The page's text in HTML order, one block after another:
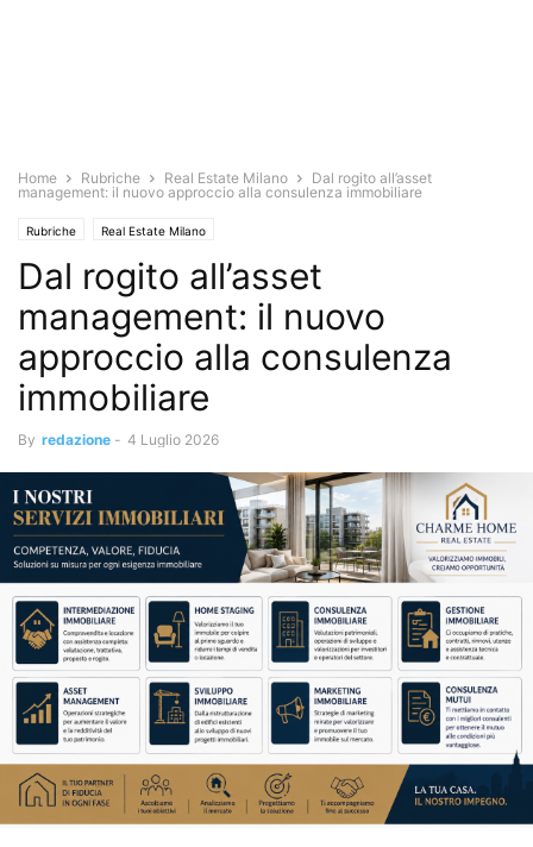
Home Rubriche Real Estate Milano
Dal rogito all’asset
management: il nuovo approccio alla consulenza immobiliare
Rubriche Real Estate Milano
Dal rogito all’asset
management: il nuovo
approccio alla consulenza
immobiliare
By redazione - 4 Luglio 2026